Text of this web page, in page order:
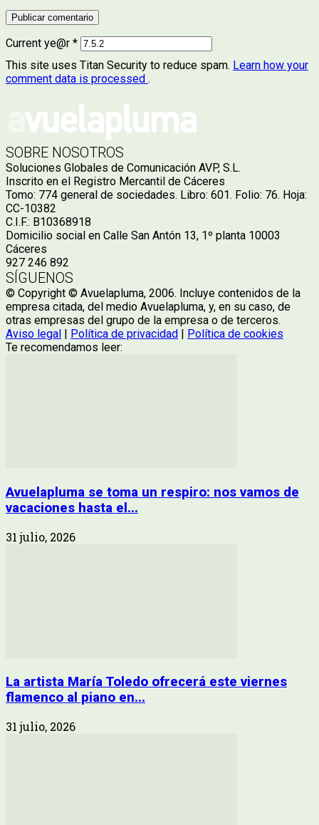
Current ye@r *
This site uses Titan Security to reduce spam. Learn how your
comment data is processed .
SOBRE NOSOTROS
Soluciones Globales de Comunicación AVP, S.L.
Inscrito en el Registro Mercantil de Cáceres
Tomo: 774 general de sociedades. Libro: 601. Folio: 76. Hoja:
CC-10382
C.I.F.: B10368918
Domicilio social en Calle San Antón 13, 1º planta 10003
Cáceres
927 246 892
SÍGUENOS
© Copyright © Avuelapluma, 2006. Incluye contenidos de la
empresa citada, del medio Avuelapluma, y, en su caso, de
otras empresas del grupo de la empresa o de terceros.
Aviso legal
Política de privacidad
Política de cookies
Te recomendamos leer:
Avuelapluma se toma un respiro: nos vamos de
vacaciones hasta el...
31 julio, 2026
La artista María Toledo ofrecerá este viernes
flamenco al piano en...
31 julio, 2026